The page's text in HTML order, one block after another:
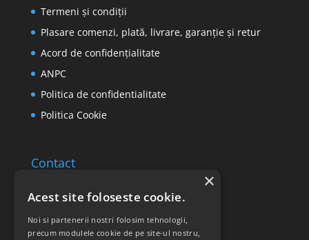
Termeni și condiții
Plasare comenzi, plată, livrare, garanție și retur
Acord de confidențialitate
ANPC
Politica de confidentialitate
Politica Cookie
Contact
Acest site foloseste cookie.
Noi si partenerii nostri folosim tehnologii,
precum modulele cookie de pe site-ul nostru,
×